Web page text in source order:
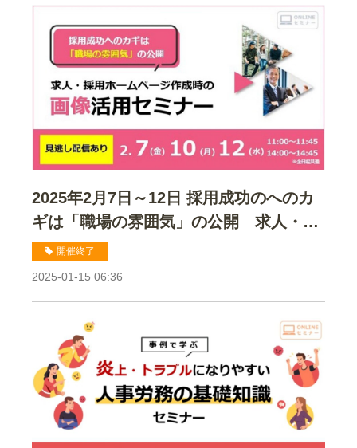
2025年2月7日～12日 採用成功のへのカ
ギは「職場の雰囲気」の公開 求人・採
用ホームページ作成時の画像活用セミナ
ー
開催終了
2025-01-15 06:36